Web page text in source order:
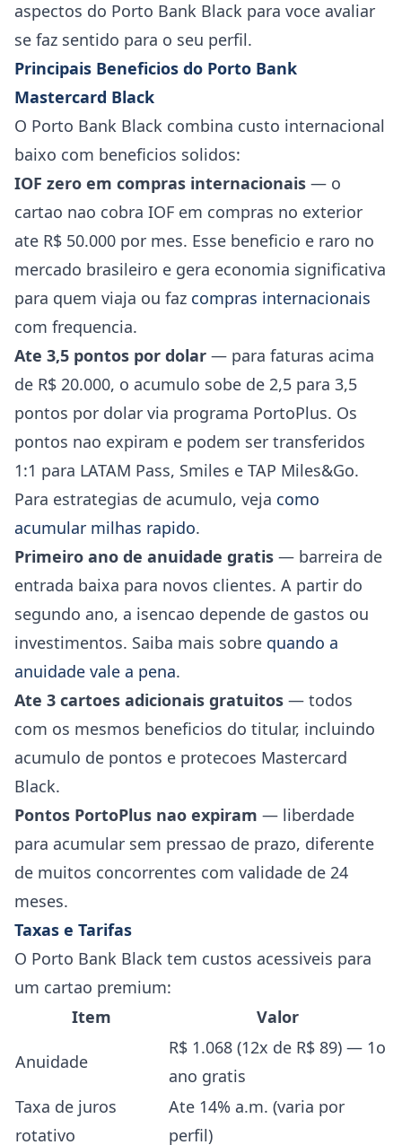
aspectos do Porto Bank Black para voce avaliar
se faz sentido para o seu perfil.
Principais Beneficios do Porto Bank
Mastercard Black
O Porto Bank Black combina custo internacional
baixo com beneficios solidos:
IOF zero em compras internacionais — o
cartao nao cobra IOF em compras no exterior
ate R$ 50.000 por mes. Esse beneficio e raro no
mercado brasileiro e gera economia significativa
para quem viaja ou faz compras internacionais
com frequencia.
Ate 3,5 pontos por dolar — para faturas acima
de R$ 20.000, o acumulo sobe de 2,5 para 3,5
pontos por dolar via programa PortoPlus. Os
pontos nao expiram e podem ser transferidos
1:1 para LATAM Pass, Smiles e TAP Miles&Go.
Para estrategias de acumulo, veja como
acumular milhas rapido.
Primeiro ano de anuidade gratis — barreira de
entrada baixa para novos clientes. A partir do
segundo ano, a isencao depende de gastos ou
investimentos. Saiba mais sobre quando a
anuidade vale a pena.
Ate 3 cartoes adicionais gratuitos — todos
com os mesmos beneficios do titular, incluindo
acumulo de pontos e protecoes Mastercard
Black.
Pontos PortoPlus nao expiram — liberdade
para acumular sem pressao de prazo, diferente
de muitos concorrentes com validade de 24
meses.
Taxas e Tarifas
O Porto Bank Black tem custos acessiveis para
um cartao premium:
Item
Valor
Anuidade
R$ 1.068 (12x de R$ 89) — 1o
ano gratis
Taxa de juros
rotativo
Ate 14% a.m. (varia por
perfil)